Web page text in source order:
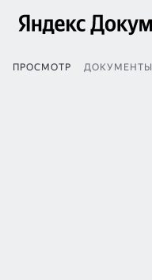
ПРОСМОТР ДОКУМЕНТЫ